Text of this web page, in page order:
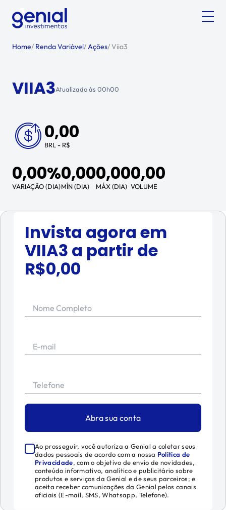
Home/ Renda Variável/Ações/Viia3
VIIA3Atualizado às 00h00
0,00
BRL - R$
0,00%
VARIAÇÃO (DIA)
0,00
MÍN (DIA)
0,00
MÁX (DIA)
0,00
VOLUME
Invista agora em
VIIA3 a partir de
R$0,00
Nome Completo
E-mail
Telefone
Abra sua conta
Ao prosseguir, você autoriza a Genial a coletar seus
dados pessoais de acordo com a nossa Política de
Privacidade, com o objetivo de envio de novidades,
conteúdo informativo, analítico e publicitário sobre
produtos e serviços da Genial e de seus parceiros; e
aceita receber comunicações da Genial pelos canais
oficiais (E-mail, SMS, Whatsapp, Telefone).